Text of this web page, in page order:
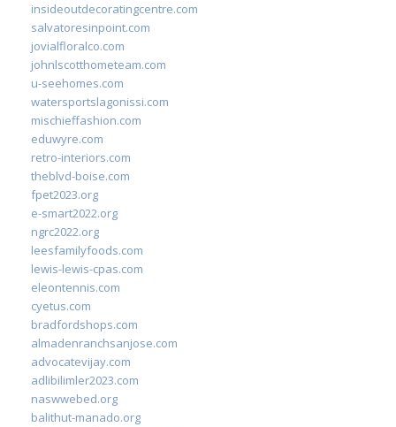
insideoutdecoratingcentre.com
salvatoresinpoint.com
jovialfloralco.com
johnlscotthometeam.com
u-seehomes.com
watersportslagonissi.com
mischieffashion.com
eduwyre.com
retro-interiors.com
theblvd-boise.com
fpet2023.org
e-smart2022.org
ngrc2022.org
leesfamilyfoods.com
lewis-lewis-cpas.com
eleontennis.com
cyetus.com
bradfordshops.com
almadenranchsanjose.com
advocatevijay.com
adlibilimler2023.com
naswwebed.org
balithut-manado.org